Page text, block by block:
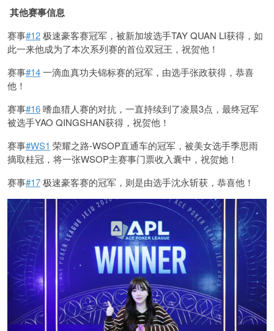
其他赛事信息
赛事#12极速豪客赛冠军，被新加坡选手TAY QUAN LI获得，如
此一来他成为了本次系列赛的首位双冠王，祝贺他！
赛事#14一滴血真功夫锦标赛的冠军，由选手张政获得，恭喜
他！
赛事#16嗜血猎人赛的对抗，一直持续到了凌晨3点，最终冠军
被选手YAO QINGSHAN获得，祝贺他！
赛事#WS1 荣耀之路-WSOP直通车的冠军，被美女选手季思雨
摘取桂冠，将一张WSOP主赛事门票收入囊中，祝贺她！
赛事#17极速豪客赛的冠军，则是由选手沈永斩获，恭喜他！